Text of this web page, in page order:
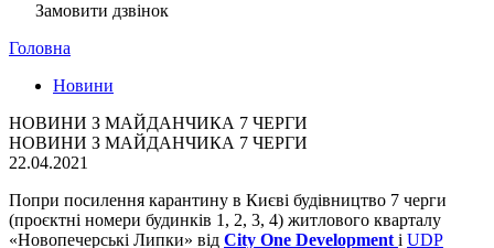
Замовити дзвінок
Головна
Новини
НОВИНИ З МАЙДАНЧИКА 7 ЧЕРГИ
НОВИНИ З МАЙДАНЧИКА 7 ЧЕРГИ
22.04.2021
Попри посилення карантину в Києві будівництво 7 черги
(проєктні номери будинків 1, 2, 3, 4) житлового кварталу
«Новопечерські Липки» від City One Developmentі UDP